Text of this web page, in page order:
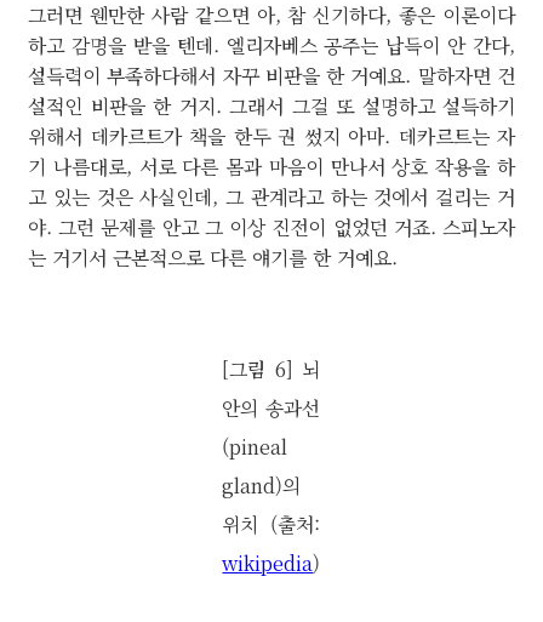
그러면 웬만한 사람 같으면 아, 참 신기하다, 좋은 이론이다
하고 감명을 받을 텐데. 엘리자베스 공주는 납득이 안 간다,
설득력이 부족하다해서 자꾸 비판을 한 거예요. 말하자면 건
설적인 비판을 한 거지. 그래서 그걸 또 설명하고 설득하기
위해서 데카르트가 책을 한두 권 썼지 아마. 데카르트는 자
기 나름대로, 서로 다른 몸과 마음이 만나서 상호 작용을 하
고 있는 것은 사실인데, 그 관계라고 하는 것에서 걸리는 거
야. 그런 문제를 안고 그 이상 진전이 없었던 거죠. 스피노자
는 거기서 근본적으로 다른 얘기를 한 거예요.
[그림 6] 뇌
안의 송과선
(pineal
gland)의
위치 (출처:
wikipedia)